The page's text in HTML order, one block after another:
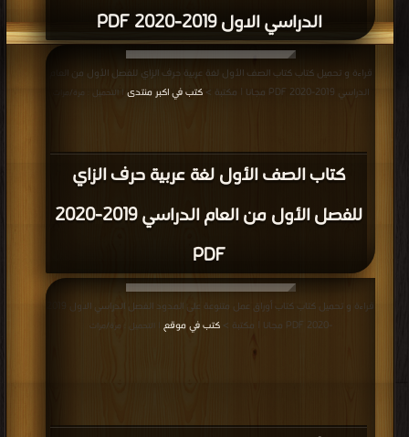
الدراسي الاول 2019-2020 PDF
كتاب الصف الأول لغة عربية حرف الزاي
للفصل الأول من العام الدراسي 2019-2020
PDF
قراءة و تحميل كتاب كتاب الصف الأول لغة عربية حرف الزاي للفصل الأول من العام
الدراسي 2019-2020 PDF مجانا | مكتبة >
كتب في اكبر منتدى | التحميل : مرة/مرات
-2020 PDF مجانا | مكتبة >
كتب في موقع | التحميل : مرة/مرات